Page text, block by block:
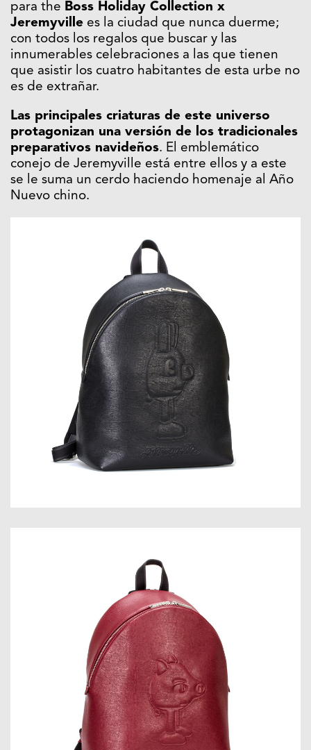
para the Boss Holiday Collection x
Jeremyville es la ciudad que nunca duerme;
con todos los regalos que buscar y las
innumerables celebraciones a las que tienen
que asistir los cuatro habitantes de esta urbe no
es de extrañar.
Las principales criaturas de este universo
protagonizan una versión de los tradicionales
preparativos navideños. El emblemático
conejo de Jeremyville está entre ellos y a este
se le suma un cerdo haciendo homenaje al Año
Nuevo chino.